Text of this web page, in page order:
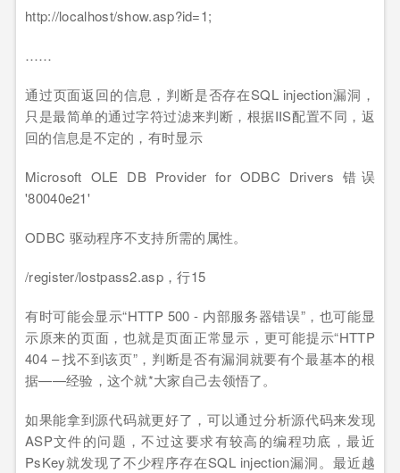
http://localhost/show.asp?id=1;
……
通过页面返回的信息，判断是否存在SQL injection漏洞，
只是最简单的通过字符过滤来判断，根据IIS配置不同，返
回的信息是不定的，有时显示
Microsoft OLE DB Provider for ODBC Drivers 错误
'80040e21'
ODBC 驱动程序不支持所需的属性。
/register/lostpass2.asp，行15
有时可能会显示“HTTP 500 - 内部服务器错误”，也可能显
示原来的页面，也就是页面正常显示，更可能提示“HTTP
404 – 找不到该页”，判断是否有漏洞就要有个最基本的根
据——经验，这个就*大家自己去领悟了。
如果能拿到源代码就更好了，可以通过分析源代码来发现
ASP文件的问题，不过这要求有较高的编程功底，最近
PsKey就发现了不少程序存在SQL injection漏洞。最近越